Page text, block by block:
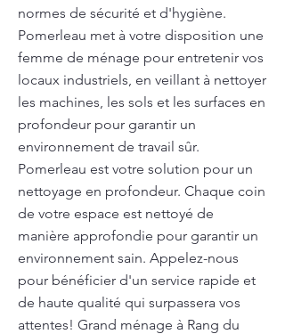
normes de sécurité et d'hygiène.
Pomerleau met à votre disposition une
femme de ménage pour entretenir vos
locaux industriels, en veillant à nettoyer
les machines, les sols et les surfaces en
profondeur pour garantir un
environnement de travail sûr.
Pomerleau est votre solution pour un
nettoyage en profondeur. Chaque coin
de votre espace est nettoyé de
manière approfondie pour garantir un
environnement sain. Appelez-nous
pour bénéficier d'un service rapide et
de haute qualité qui surpassera vos
attentes! Grand ménage à Rang du